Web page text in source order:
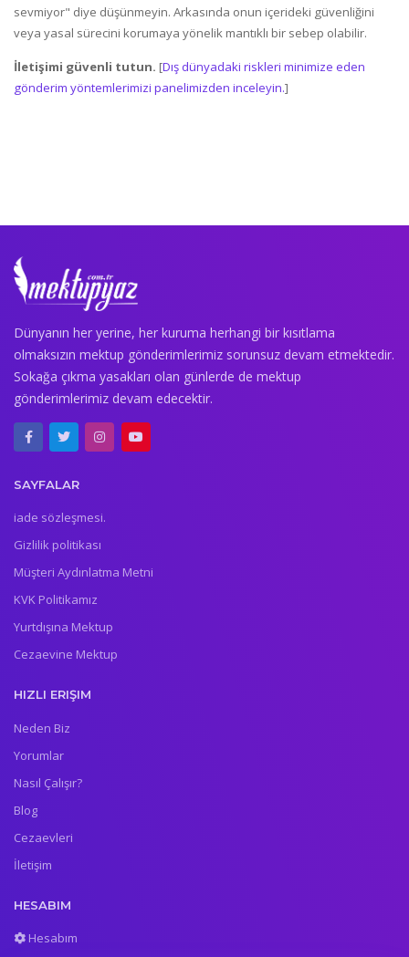
sevmiyor" diye düşünmeyin. Arkasında onun içerideki güvenliğini
veya yasal sürecini korumaya yönelik mantıklı bir sebep olabilir.
İletişimi güvenli tutun. [Dış dünyadaki riskleri minimize eden
gönderim yöntemlerimizi panelimizden inceleyin.]
Dünyanın her yerine, her kuruma herhangi bir kısıtlama
olmaksızın mektup gönderimlerimiz sorunsuz devam etmektedir.
Sokağa çıkma yasakları olan günlerde de mektup
gönderimlerimiz devam edecektir.
SAYFALAR
iade sözleşmesi.
Gizlilik politikası
Müşteri Aydınlatma Metni
KVK Politikamız
Yurtdışına Mektup
Cezaevine Mektup
HIZLI ERIŞIM
Neden Biz
Yorumlar
Nasıl Çalışır?
Blog
Cezaevleri
İletişim
HESABIM
Hesabım